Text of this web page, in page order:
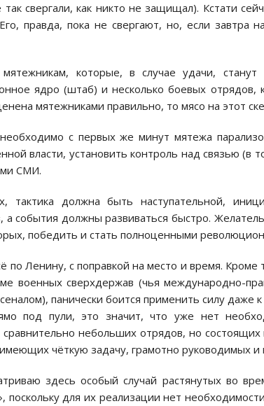
так свергали, как никто не защищал). Кстати
правда, пока не свергают, но, если завтра
которые, в случае удачи,
ядро (штаб) и несколько боевых отрядов,
мятежниками правильно, то мясо на этот
с первых же минут мятежа
власти, установить контроль над связью
СМИ.
тактика должна быть наступательной,
а события должны развиваться быстро.
победить и стать полноценными
по Ленину, с поправкой на место и время. Кроме
военных сверхдержав (чья международно-
панически боится применить силу даже
под пули, это значит, что уже нет
небольших отрядов, но
чёткую задачу, грамотно руководимых
здесь особый случай растянутых во
поскольку для их реализации нет